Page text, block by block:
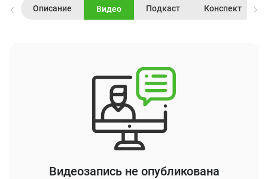
Описание Видео Подкаст Конспект
Видеозапись не опубликована